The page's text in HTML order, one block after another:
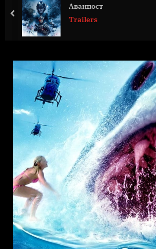
Аванпост
Trailers
prev